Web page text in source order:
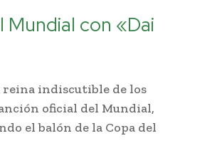
Mundial con «Dai
reina indiscutible de los
oficial del Mundial,
el balón de la Copa del